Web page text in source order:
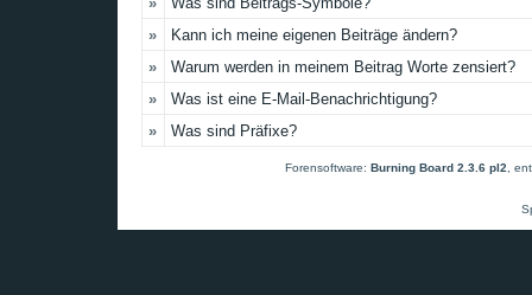
»
Kann ich meine eigenen Beiträge ändern?
»
Warum werden in meinem Beitrag Worte zensiert?
»
Was ist eine E-Mail-Benachrichtigung?
»
Was sind Präfixe?
Forensoftware: Burning Board 2.3.6 pl2 ,